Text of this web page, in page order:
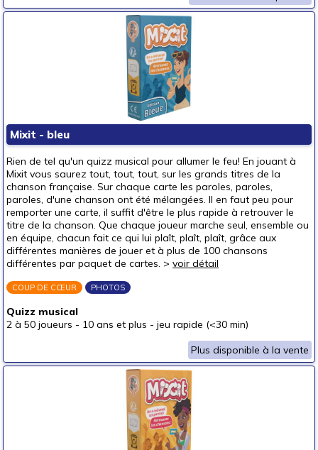
Mixit - bleu
Rien de tel qu'un quizz musical pour allumer le feu! En jouant à
Mixit vous saurez tout, tout, tout, sur les grands titres de la
chanson française. Sur chaque carte les paroles, paroles,
paroles, d'une chanson ont été mélangées. Il en faut peu pour
remporter une carte, il suffit d'être le plus rapide à retrouver le
titre de la chanson. Que chaque joueur marche seul, ensemble ou
en équipe, chacun fait ce qui lui plaît, plaît, plaît, grâce aux
différentes manières de jouer et à plus de 100 chansons
différentes par paquet de cartes. > voir détail
COUP DE CŒUR PHOTOS
Quizz musical
2 à 50 joueurs - 10 ans et plus - jeu rapide (<30 min)
Plus disponible à la vente